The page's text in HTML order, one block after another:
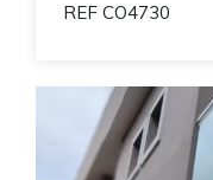
REF CO4730